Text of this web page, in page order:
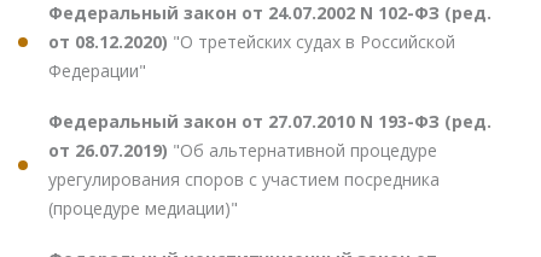
Федеральный закон от 24.07.2002 N 102-ФЗ (ред.
от 08.12.2020) "О третейских судах в Российской
Федерации"
Федеральный закон от 27.07.2010 N 193-ФЗ (ред.
от 26.07.2019) "Об альтернативной процедуре
урегулирования споров с участием посредника
(процедуре медиации)"